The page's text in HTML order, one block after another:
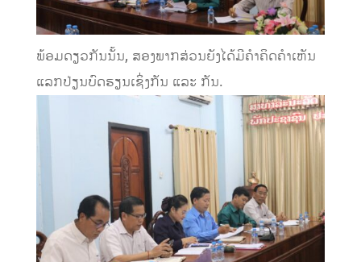
ພ້ອມດຽວກັນນັ້ນ, ສອງພາກສ່ວນຍັງໄດ້ມີຄໍາຄິດຄໍາເຫັນ
ແລກປ່ຽນບົດຮຽນເຊິ່ງກັນ ແລະ ກັນ.